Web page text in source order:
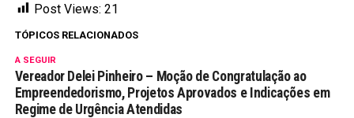
Post Views: 21
TÓPICOS RELACIONADOS
A SEGUIR
Vereador Delei Pinheiro – Moção de Congratulação ao
Empreendedorismo, Projetos Aprovados e Indicações em
Regime de Urgência Atendidas